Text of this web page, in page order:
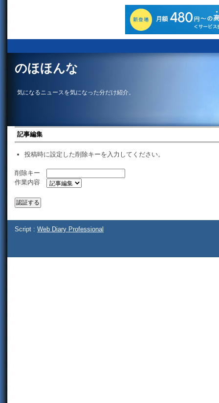
のほほんな
気になるニュースを気になった分だけ紹介。
記事編集
投稿時に設定した削除キーを入力してください。
削除キー
作業内容
Script : Web Diary Professional